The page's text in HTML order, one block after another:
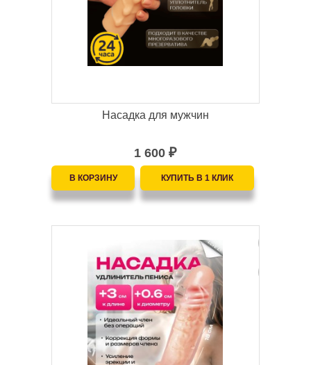
Насадка для мужчин
1 600 ₽